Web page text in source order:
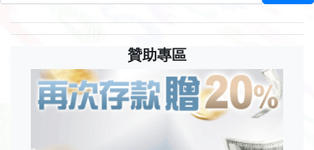
贊助專區